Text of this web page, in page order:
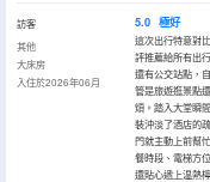
訪客
其他
大床房
入住於2026年06月
5.0 極好
這次出行特意對
評推薦給所有出
還有公交站點，
管是旅遊逛景點
煩。踏入大堂瞬
裝沖淡了酒店的
門就主動上前幫
餐時段、電梯方
還貼心遞上温熱